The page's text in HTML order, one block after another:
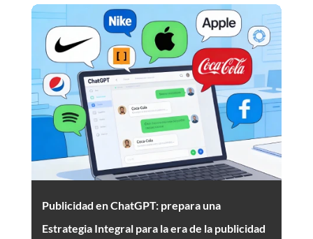
Publicidad en ChatGPT: prepara una
Estrategia Integral para la era de la publicidad